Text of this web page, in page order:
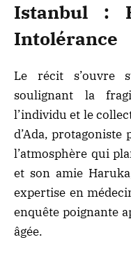
Istanbul :
Intolérance
Le récit s’ouvre
soulignant la
l’individu et le
d’Ada,
l’atmosphère qui
et son amie
expertise en
enquête poignante
âgée.